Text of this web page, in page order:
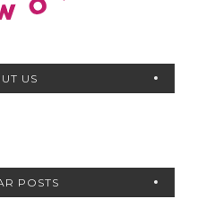
US
POSTS